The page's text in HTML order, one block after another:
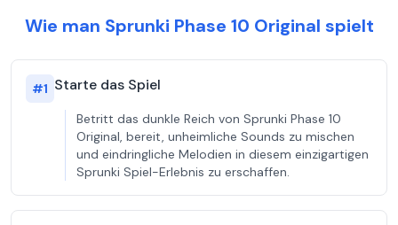
Wie man Sprunki Phase 10 Original spielt
#1 Starte das Spiel
Betritt das dunkle Reich von Sprunki Phase 10
Original, bereit, unheimliche Sounds zu mischen
und eindringliche Melodien in diesem einzigartigen
Sprunki Spiel-Erlebnis zu erschaffen.